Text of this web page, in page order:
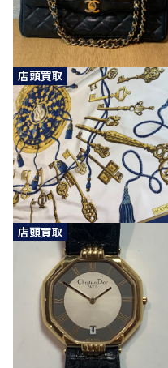
店頭買取
店頭買取